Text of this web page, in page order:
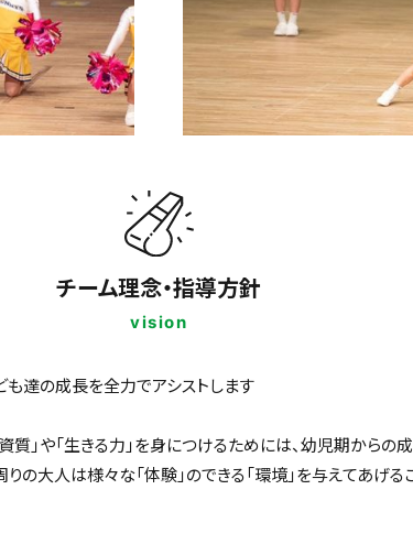
チーム理念・指導方針
vision
も達の成長を全力でアシストします
」や「生きる力」を身につけるためには、幼児期からの
の大人は様々な「体験」のできる「環境」を与えてあげる